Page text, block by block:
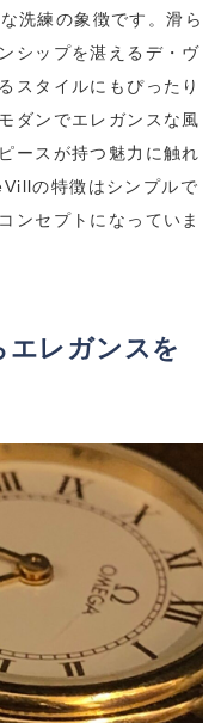
洗練の象徴です。滑ら
シップを湛えるデ・ヴ
スタイルにもぴったり
ダンでエレガンスな風
ースが持つ魅力に触れ
の特徴はシンプルで
ンセプトになっていま
エレガンスを